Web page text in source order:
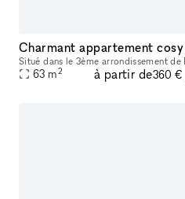
63 m2 à partir de360 €